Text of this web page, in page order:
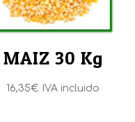
MAIZ 30 Kg
16,35€ IVA incluido